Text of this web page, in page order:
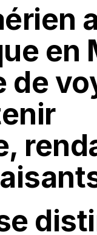
en